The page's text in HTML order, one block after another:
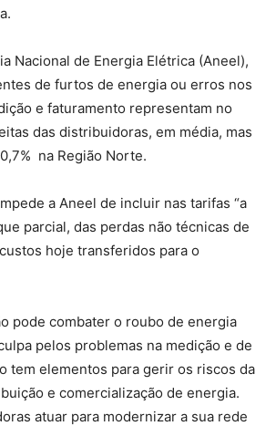
Nacional de Energia Elétrica (Aneel),
de furtos de energia ou erros nos
e faturamento representam no
das distribuidoras, em média, mas
na Região Norte.
a Aneel de incluir nas tarifas “a
parcial, das perdas não técnicas de
hoje transferidos para o
pode combater o roubo de energia
pelos problemas na medição e de
tem elementos para gerir os riscos da
e comercialização de energia.
atuar para modernizar a sua rede